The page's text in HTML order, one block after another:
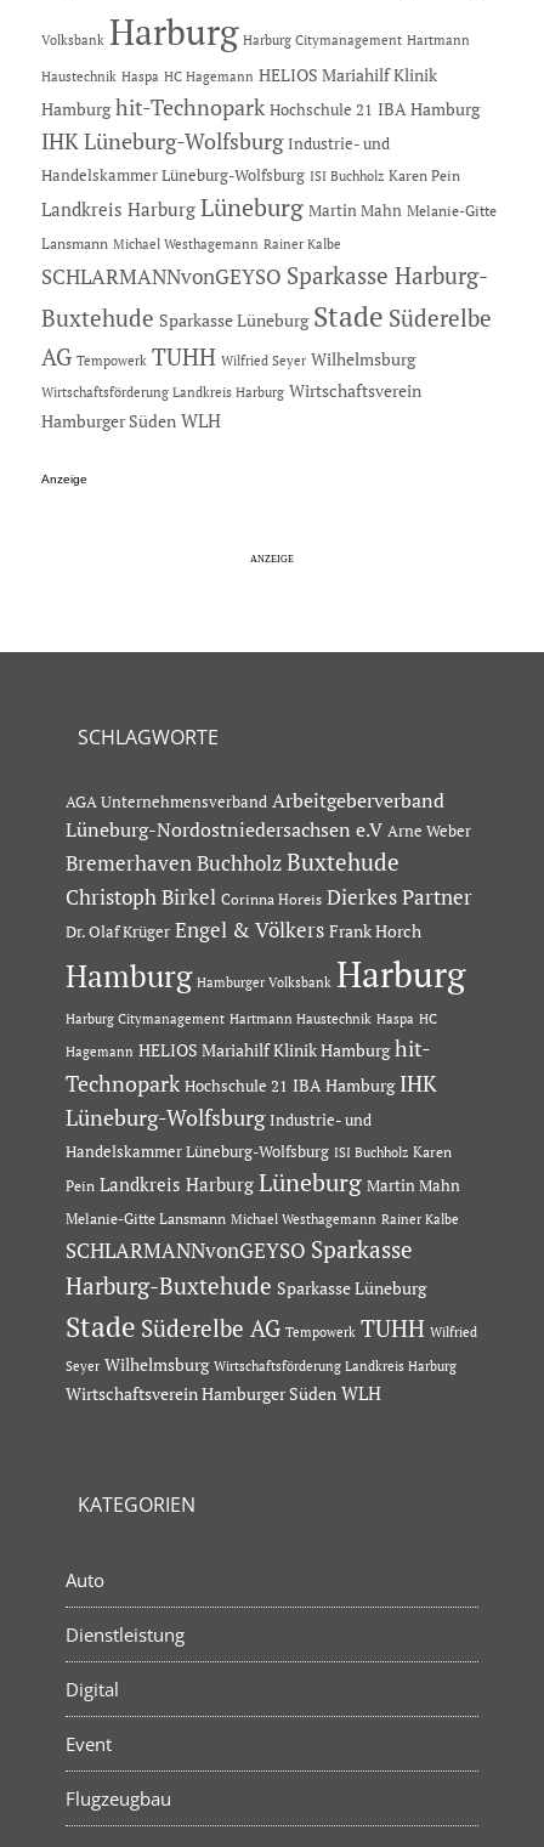
Volksbank Harburg Harburg Citymanagement Hartmann
Haustechnik Haspa HC Hagemann HELIOS Mariahilf Klinik
Hamburg hit-Technopark Hochschule 21 IBA Hamburg
IHK Lüneburg-Wolfsburg Industrie- und
Handelskammer Lüneburg-Wolfsburg ISI Buchholz Karen Pein
Landkreis Harburg Lüneburg Martin Mahn Melanie-Gitte
Lansmann Michael Westhagemann Rainer Kalbe
SCHLARMANNvonGEYSO Sparkasse Harburg-
Buxtehude Sparkasse Lüneburg Stade Süderelbe
AG Tempowerk TUHH Wilfried Seyer Wilhelmsburg
Wirtschaftsförderung Landkreis Harburg Wirtschaftsverein
Hamburger Süden WLH
Anzeige
SCHLAGWORTE
AGA Unternehmensverband Arbeitgeberverband
Lüneburg-Nordostniedersachsen e.V Arne Weber
Bremerhaven Buchholz Buxtehude
Christoph Birkel Corinna Horeis Dierkes Partner
Dr. Olaf Krüger Engel & Völkers Frank Horch
Hamburg Hamburger Volksbank Harburg
Harburg Citymanagement Hartmann Haustechnik Haspa HC
Hagemann HELIOS Mariahilf Klinik Hamburg hit-
Technopark Hochschule 21 IBA Hamburg IHK
Lüneburg-Wolfsburg Industrie- und
Handelskammer Lüneburg-Wolfsburg ISI Buchholz Karen
Pein Landkreis Harburg Lüneburg Martin Mahn
Melanie-Gitte Lansmann Michael Westhagemann Rainer Kalbe
SCHLARMANNvonGEYSO Sparkasse
Harburg-Buxtehude Sparkasse Lüneburg
Stade Süderelbe AG Tempowerk TUHH Wilfried
Seyer Wilhelmsburg Wirtschaftsförderung Landkreis Harburg
Wirtschaftsverein Hamburger Süden WLH
KATEGORIEN
Auto
Dienstleistung
Digital
Event
Flugzeugbau